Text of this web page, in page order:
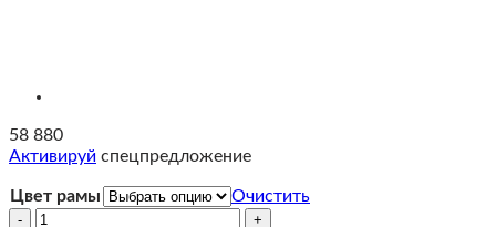
58 880
Активируй спецпредложение
Цвет рамы
Очистить
Количество